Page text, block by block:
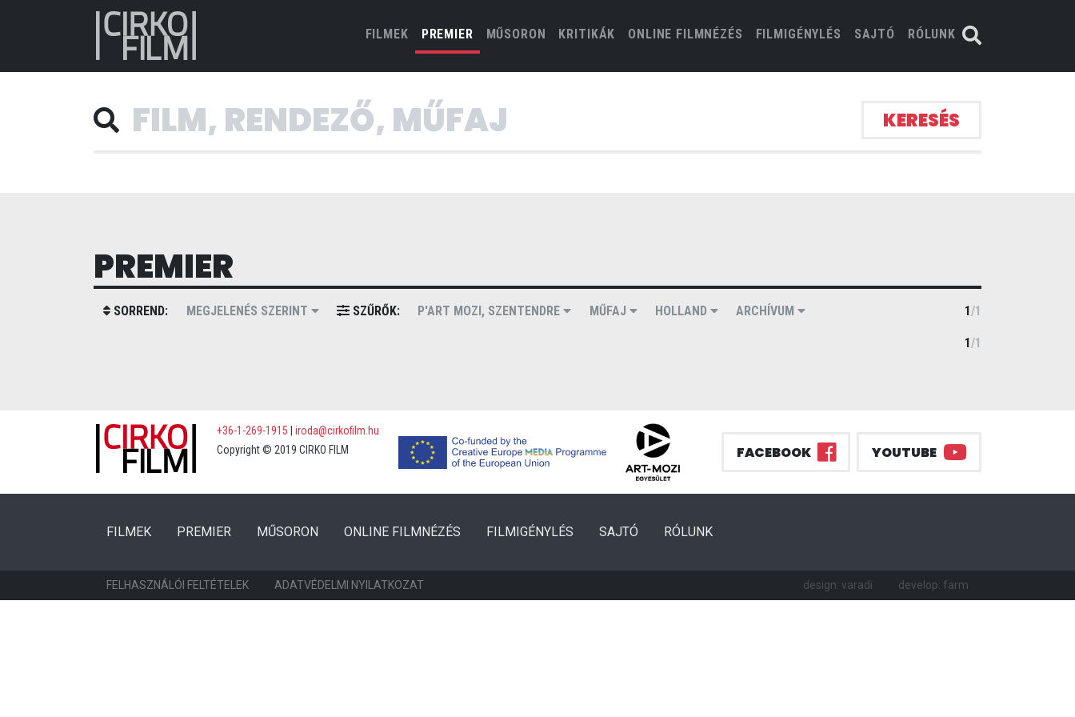
FILMEK(CURRENT)
PREMIER MŰSORON KRITIKÁK ONLINE FILMNÉZÉS FILMIGÉNYLÉS SAJTÓ RÓLUNK
KERESÉS
PREMIER
SORREND: MEGJELENÉS SZERINT SZŰRŐK: P'ART MOZI, SZENTENDRE MŰFAJ HOLLAND ARCHÍVUM 1/1
1/1
+36-1-269-1915
iroda@cirkofilm.hu
Copyright © 2019 CIRKO FILM
FACEBOOK YOUTUBE
FILMEK(CURRENT)
PREMIER (CURRENT)
MŰSORON ONLINE FILMNÉZÉS FILMIGÉNYLÉS SAJTÓ RÓLUNK
FELHASZNÁLÓI FELTÉTELEK ADATVÉDELMI NYILATKOZAT design: varadi develop: farm